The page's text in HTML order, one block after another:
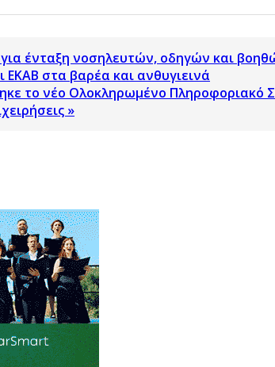
για ένταξη νοσηλευτών, οδηγών και
στα βαρέα και ανθυγιεινά
το νέο Ολοκληρωμένο Πληροφοριακό
»